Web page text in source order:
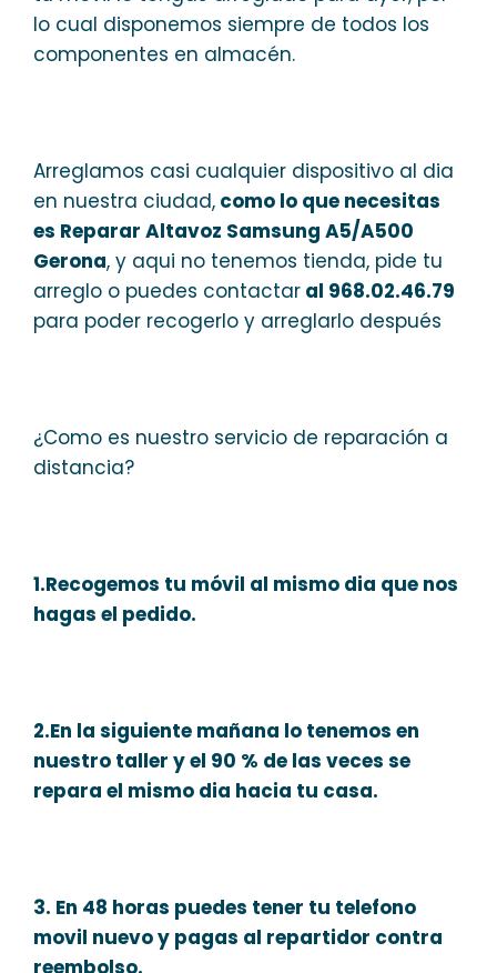
lo cual disponemos siempre de todos los
componentes en almacén.
Arreglamos casi cualquier dispositivo al dia
en nuestra ciudad, como lo que necesitas
es Reparar Altavoz Samsung A5/A500
Gerona, y aqui no tenemos tienda, pide tu
arreglo o puedes contactar al 968.02.46.79
para poder recogerlo y arreglarlo después
¿Como es nuestro servicio de reparación a
distancia?
1.Recogemos tu móvil al mismo dia que nos
hagas el pedido.
2.En la siguiente mañana lo tenemos en
nuestro taller y el 90 % de las veces se
repara el mismo dia hacia tu casa.
3. En 48 horas puedes tener tu telefono
movil nuevo y pagas al repartidor contra
reembolso.